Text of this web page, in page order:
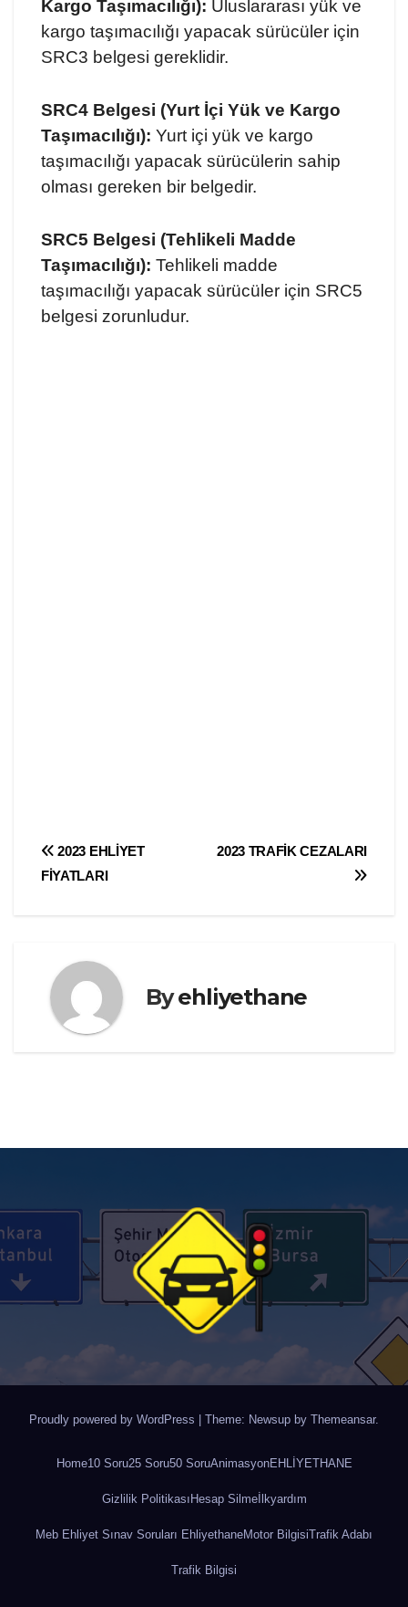
Kargo Taşımacılığı): Uluslararası yük ve
kargo taşımacılığı yapacak sürücüler için
SRC3 belgesi gereklidir.
SRC4 Belgesi (Yurt İçi Yük ve Kargo
Taşımacılığı): Yurt içi yük ve kargo
taşımacılığı yapacak sürücülerin sahip
olması gereken bir belgedir.
SRC5 Belgesi (Tehlikeli Madde
Taşımacılığı): Tehlikeli madde
taşımacılığı yapacak sürücüler için SRC5
belgesi zorunludur.
Yazı
2023 TRAFİK CEZALARI
2023 EHLİYET
FİYATLARI
Byehliyethane
Proudly powered by WordPress Theme: Newsup by Themeansar.
Home10 Soru25 Soru50 SoruAnimasyonEHLİYETHANE
Gizlilik Politikası Hesap Silmeİlkyardım
Meb Ehliyet Sınav Soruları EhliyethaneMotor BilgisiTrafik Adabı
Trafik Bilgisi